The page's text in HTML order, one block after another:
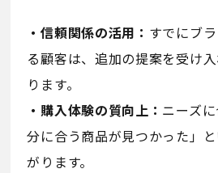
・信頼関係の活用： すでにブ
る顧客は、追加の提案を受け
ります。
・購入体験の質向上： ニーズ
分に合う商品が見つかった」
がります。